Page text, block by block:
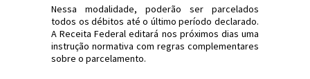
Nessa modalidade, poderão ser parcelados
todos os débitos até o último período declarado.
A Receita Federal editará nos próximos dias uma
instrução normativa com regras complementares
sobre o parcelamento.